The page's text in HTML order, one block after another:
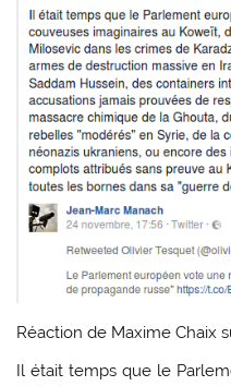
Réaction de Maxime Chaix
Il était temps que le